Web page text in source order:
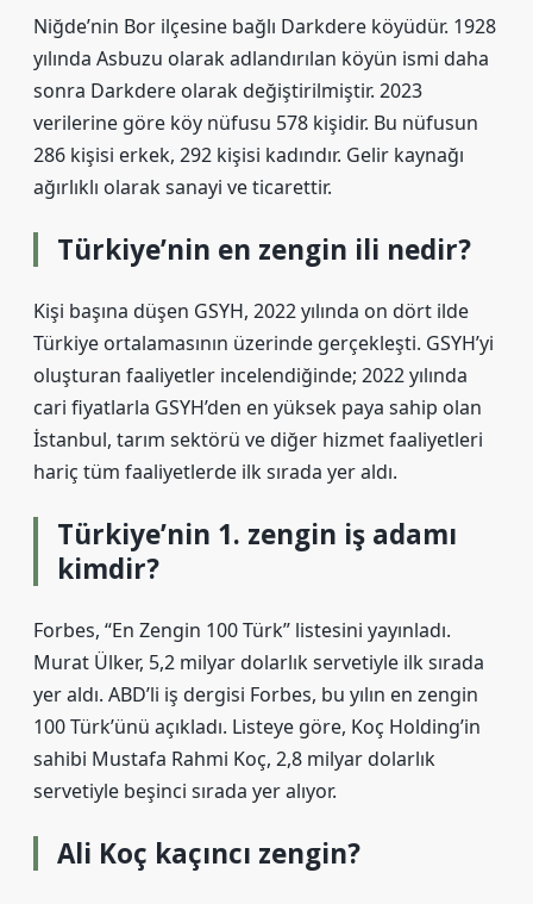
Niğde’nin Bor ilçesine bağlı Darkdere köyüdür. 1928
yılında Asbuzu olarak adlandırılan köyün ismi daha
sonra Darkdere olarak değiştirilmiştir. 2023
verilerine göre köy nüfusu 578 kişidir. Bu nüfusun
286 kişisi erkek, 292 kişisi kadındır. Gelir kaynağı
ağırlıklı olarak sanayi ve ticarettir.
Türkiye’nin en zengin ili nedir?
Kişi başına düşen GSYH, 2022 yılında on dört ilde
Türkiye ortalamasının üzerinde gerçekleşti. GSYH’yi
oluşturan faaliyetler incelendiğinde; 2022 yılında
cari fiyatlarla GSYH’den en yüksek paya sahip olan
İstanbul, tarım sektörü ve diğer hizmet faaliyetleri
hariç tüm faaliyetlerde ilk sırada yer aldı.
Türkiye’nin 1. zengin iş adamı
kimdir?
Forbes, “En Zengin 100 Türk” listesini yayınladı.
Murat Ülker, 5,2 milyar dolarlık servetiyle ilk sırada
yer aldı. ABD’li iş dergisi Forbes, bu yılın en zengin
100 Türk’ünü açıkladı. Listeye göre, Koç Holding’in
sahibi Mustafa Rahmi Koç, 2,8 milyar dolarlık
servetiyle beşinci sırada yer alıyor.
Ali Koç kaçıncı zengin?